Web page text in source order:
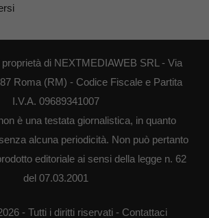
di NEXTMEDIAWEB SRL - Via
Roma (RM) - Codice Fiscale e Partita
I.V.A. 09689341007
è una testata giornalistica, in quanto
alcuna periodicità. Non può pertanto
editoriale ai sensi della legge n. 62
del 07.03.2001
- Tutti i diritti riservati - Contattaci